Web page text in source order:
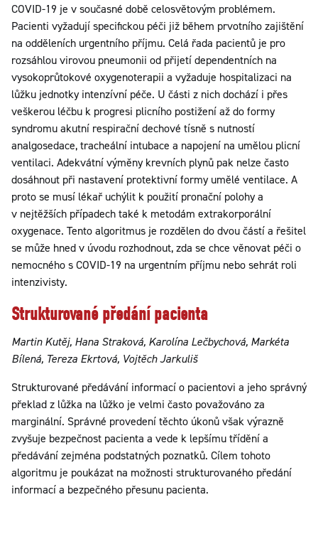
COVID-19 je v současné době celosvětovým problémem.
Pacienti vyžadují specifickou péči již během prvotního zajištění
na odděleních urgentního příjmu. Celá řada pacientů je pro
rozsáhlou virovou pneumonii od přijetí dependentních na
vysokoprůtokové oxygenoterapii a vyžaduje hospitalizaci na
lůžku jednotky intenzívní péče. U části z nich dochází i přes
veškerou léčbu k progresi plicního postižení až do formy
syndromu akutní respirační dechové tísně s nutností
analgosedace, tracheální intubace a napojení na umělou plicní
ventilaci. Adekvátní výměny krevních plynů pak nelze často
dosáhnout při nastavení protektivní formy umělé ventilace. A
proto se musí lékař uchýlit k použití pronační polohy a
v nejtěžších případech také k metodám extrakorporální
oxygenace. Tento algoritmus je rozdělen do dvou částí a řešitel
se může hned v úvodu rozhodnout, zda se chce věnovat péči o
nemocného s COVID-19 na urgentním příjmu nebo sehrát roli
intenzivisty.
Strukturované předání pacienta
Martin Kutěj, Hana Straková, Karolína Lečbychová, Markéta
Bílená, Tereza Ekrtová, Vojtěch Jarkuliš
Strukturované předávání informací o pacientovi a jeho správný
překlad z lůžka na lůžko je velmi často považováno za
marginální. Správné provedení těchto úkonů však výrazně
zvyšuje bezpečnost pacienta a vede k lepšímu třídění a
předávání zejména podstatných poznatků. Cílem tohoto
algoritmu je poukázat na možnosti strukturovaného předání
informací a bezpečného přesunu pacienta.